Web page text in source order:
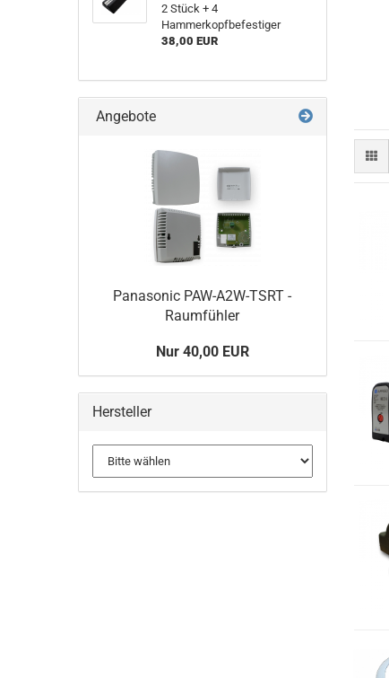
2 Stück + 4
Hammerkopfbefestiger
38,00 EUR
Angebote
Panasonic PAW-A2W-TSRT -
Raumfühler
Nur 40,00 EUR
Hersteller